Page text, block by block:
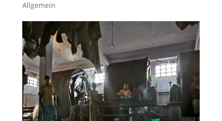
Allgemein